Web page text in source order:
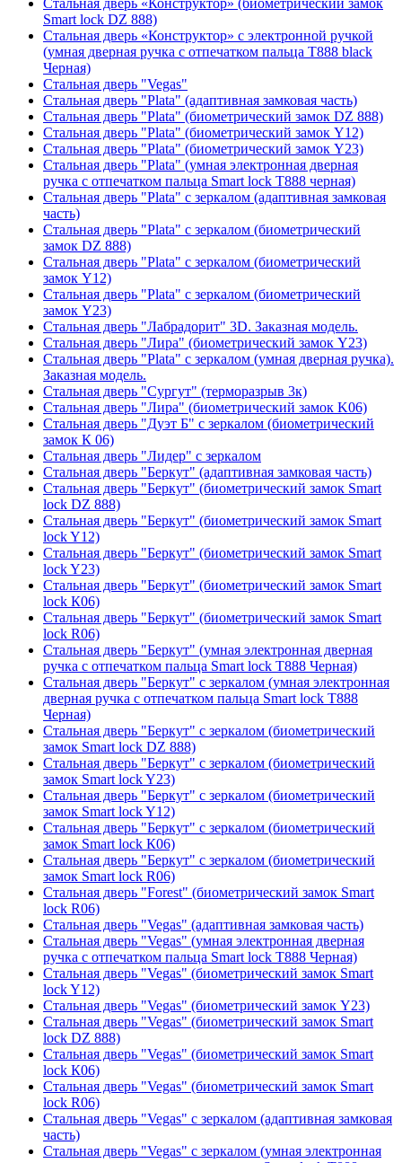
Стальная дверь «Конструктор» (биометрический замок
Smart lock DZ 888)
Стальная дверь «Конструктор» с электронной ручкой
(умная дверная ручка с отпечатком пальца T888 black
Черная)
Стальная дверь "Vegas"
Стальная дверь "Plata" (адаптивная замковая часть)
Стальная дверь "Plata" (биометрический замок DZ 888)
Стальная дверь "Plata" (биометрический замок Y12)
Стальная дверь "Plata" (биометрический замок Y23)
Стальная дверь "Plata" (умная электронная дверная
ручка с отпечатком пальца Smart lock T888 черная)
Стальная дверь "Plata" с зеркалом (адаптивная замковая
часть)
Стальная дверь "Plata" с зеркалом (биометрический
замок DZ 888)
Стальная дверь "Plata" с зеркалом (биометрический
замок Y12)
Стальная дверь "Plata" с зеркалом (биометрический
замок Y23)
Стальная дверь "Лабрадорит" 3D. Заказная модель.
Стальная дверь "Лира" (биометрический замок Y23)
Стальная дверь "Plata" с зеркалом (умная дверная ручка).
Заказная модель.
Стальная дверь "Сургут" (терморазрыв 3к)
Стальная дверь "Лира" (биометрический замок K06)
Стальная дверь "Дуэт Б" с зеркалом (биометрический
замок К 06)
Стальная дверь "Лидер" с зеркалом
Стальная дверь "Беркут" (адаптивная замковая часть)
Стальная дверь "Беркут" (биометрический замок Smart
lock DZ 888)
Стальная дверь "Беркут" (биометрический замок Smart
lock Y12)
Стальная дверь "Беркут" (биометрический замок Smart
lock Y23)
Стальная дверь "Беркут" (биометрический замок Smart
lock К06)
Стальная дверь "Беркут" (биометрический замок Smart
lock R06)
Стальная дверь "Беркут" (умная электронная дверная
ручка с отпечатком пальца Smart lock T888 Черная)
Стальная дверь "Беркут" с зеркалом (умная электронная
дверная ручка с отпечатком пальца Smart lock T888
Черная)
Стальная дверь "Беркут" с зеркалом (биометрический
замок Smart lock DZ 888)
Стальная дверь "Беркут" с зеркалом (биометрический
замок Smart lock Y23)
Стальная дверь "Беркут" с зеркалом (биометрический
замок Smart lock Y12)
Стальная дверь "Беркут" с зеркалом (биометрический
замок Smart lock К06)
Стальная дверь "Беркут" с зеркалом (биометрический
замок Smart lock R06)
Стальная дверь "Forest" (биометрический замок Smart
lock R06)
Стальная дверь "Vegas" (адаптивная замковая часть)
Стальная дверь "Vegas" (умная электронная дверная
ручка с отпечатком пальца Smart lock T888 Черная)
Стальная дверь "Vegas" (биометрический замок Smart
lock Y12)
Стальная дверь "Vegas" (биометрический замок Y23)
Стальная дверь "Vegas" (биометрический замок Smart
lock DZ 888)
Стальная дверь "Vegas" (биометрический замок Smart
lock К06)
Стальная дверь "Vegas" (биометрический замок Smart
lock R06)
Стальная дверь "Vegas" с зеркалом (адаптивная замковая
часть)
Стальная дверь "Vegas" с зеркалом (умная электронная